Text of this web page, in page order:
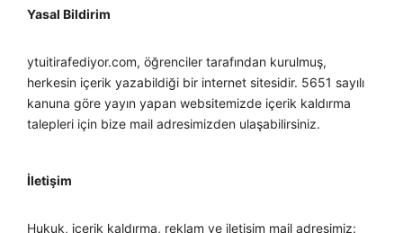
Yasal Bildirim
ytuitirafediyor.com, öğrenciler tarafından kurulmuş,
herkesin içerik yazabildiği bir internet sitesidir. 5651 sayılı
kanuna göre yayın yapan websitemizde içerik kaldırma
talepleri için bize mail adresimizden ulaşabilirsiniz.
İletişim
Hukuk, içerik kaldırma, reklam ve iletişim mail adresimiz: